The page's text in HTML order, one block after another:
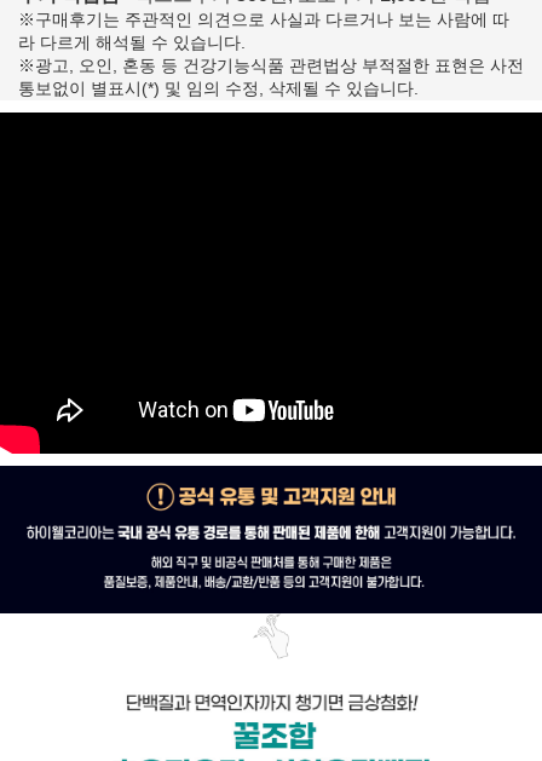
※구매후기는 주관적인 의견으로 사실과 다르거나 보는 사람에 따
라 다르게 해석될 수 있습니다.
※광고, 오인, 혼동 등 건강기능식품 관련법상 부적절한 표현은 사전
통보없이 별표시(*) 및 임의 수정, 삭제될 수 있습니다.